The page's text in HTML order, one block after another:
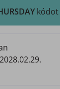
kódot
2028.02.29.